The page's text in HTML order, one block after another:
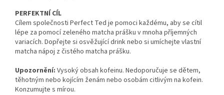
PERFEKTNÍ CÍL
Cílem společnosti Perfect Ted je pomoci každému, aby se cítil
lépe za pomocí zeleného matcha prášku v mnoha příjemných
variacích. Dopřejte si osvěžující drink nebo si umíchejte vlastní
matcha nápoj z čistého matcha prášku.
Upozornění: Vysoký obsah kofeinu. Nedoporučuje se dětem,
těhotným nebo kojícím ženám nebo osobám citlivým na kofein.
Konzumujte s mírou.